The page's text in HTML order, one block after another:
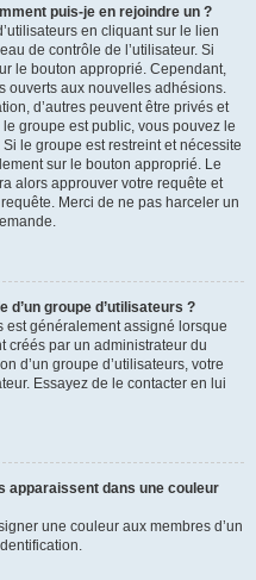
puis-je en rejoindre un ?
en cliquant sur le lien
de contrôle de l’utilisateur. Si
le bouton approprié. Cependant,
ouverts aux nouvelles adhésions.
d’autres peuvent être privés et
groupe est public, vous pouvez le
le groupe est restreint et nécessite
sur le bouton approprié. Le
alors approuver votre requête et
Merci de ne pas harceler un
groupe d’utilisateurs ?
est généralement assigné lorsque
créés par un administrateur du
d’un groupe d’utilisateurs, votre
Essayez de le contacter en lui
apparaissent dans une couleur
une couleur aux membres d’un